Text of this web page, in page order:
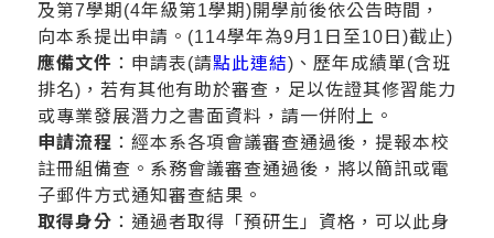
及第7學期(4年級第1學期)開學前後依公告時間，
向本系提出申請。(114學年為9月1日至10日)截止)
應備文件 ：申請表(請點此連結)、歷年成績單(含班
排名)，若有其他有助於審查，足以佐證其修習能力
或專業發展潛力之書面資料，請一併附上。
申請流程 ：經本系各項會議審查通過後，提報本校
註冊組備查。系務會議審查通過後，將以簡訊或電
子郵件方式通知審查結果。
取得身分 ：通過者取得「預研生」資格，可以此身